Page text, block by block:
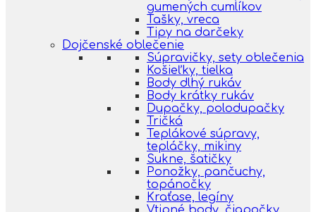
gumených cumlíkov
Tašky, vreca
Tipy na darčeky
Dojčenské oblečenie
Súpravičky, sety oblečenia
Košieľky, tielka
Body dlhý rukáv
Body krátky rukáv
Dupačky, polodupačky
Tričká
Teplákové súpravy,
tepláčky, mikiny
Sukne, šatičky
Ponožky, pančuchy,
topánočky
Kraťase, legíny